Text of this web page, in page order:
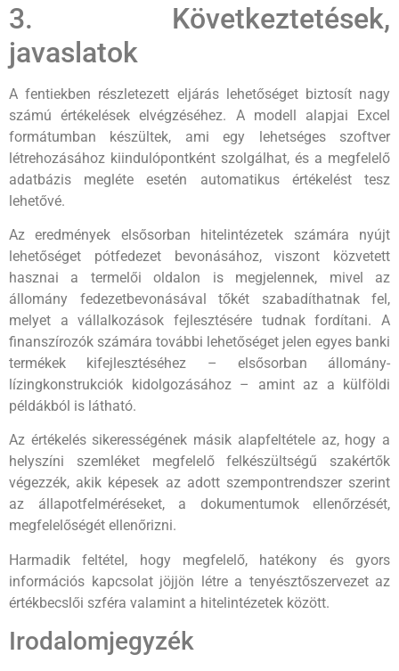
3. Következtetések,
javaslatok
A fentiekben részletezett eljárás lehetőséget biztosít nagy
számú értékelések elvégzéséhez. A modell alapjai Excel
formátumban készültek, ami egy lehetséges szoftver
létrehozásához kiindulópontként szolgálhat, és a megfelelő
adatbázis megléte esetén automatikus értékelést tesz
lehetővé.
Az eredmények elsősorban hitelintézetek számára nyújt
lehetőséget pótfedezet bevonásához, viszont közvetett
hasznai a termelői oldalon is megjelennek, mivel az
állomány fedezetbevonásával tőkét szabadíthatnak fel,
melyet a vállalkozások fejlesztésére tudnak fordítani. A
finanszírozók számára további lehetőséget jelen egyes banki
termékek kifejlesztéséhez – elsősorban állomány-
lízingkonstrukciók kidolgozásához – amint az a külföldi
példákból is látható.
Az értékelés sikerességének másik alapfeltétele az, hogy a
helyszíni szemléket megfelelő felkészültségű szakértők
végezzék, akik képesek az adott szempontrendszer szerint
az állapotfelméréseket, a dokumentumok ellenőrzését,
megfelelőségét ellenőrizni.
Harmadik feltétel, hogy megfelelő, hatékony és gyors
információs kapcsolat jöjjön létre a tenyésztőszervezet az
értékbecslői szféra valamint a hitelintézetek között.
Irodalomjegyzék